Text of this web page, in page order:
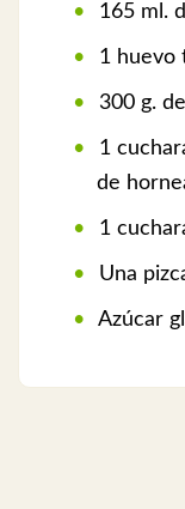
165 ml.
1 huevo
300 g.
1
de
1
Una
Azúcar